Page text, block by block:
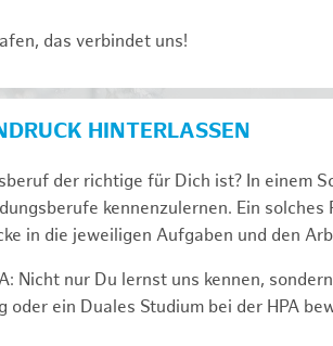
das verbindet uns!
HINTERLASSEN
der richtige für Dich ist? In einem
kennenzulernen. Ein solches
in die jeweiligen Aufgaben und den
Nicht nur Du lernst uns ken­nen,
ein Duales Studium bei der HPA